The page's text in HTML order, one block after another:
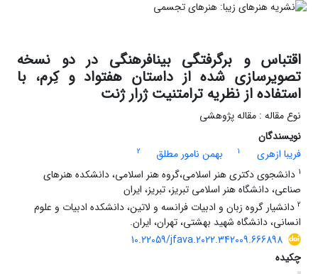
اقتباس و برگرفتگی بینافرهنگی در دو نسخه
تصویرسازی شده از داستان هفتواد و کِرم، با
استفاده از نظریه ترامتنیت ژرار ژنت
نوع مقاله : مقاله پژوهشی
نویسندگان
فریبا ازهری
1 بهمن نامور مطلق
2
1 دانشجوی دکتری هنر اسلامی،گروه هنر اسلامی، دانشکده هنرهای
صناعی، دانشگاه هنر اسلامی تبریز، تبریز، ایران
2 دانشیار گروه زبان و ادبیات فرانسه و لاتین، دانشکده ادبیات و علوم
انسانی، دانشگاه شهید بهشتی، تهران، ایران.
10.22059/jfava.2022.342009.666898
چکیده